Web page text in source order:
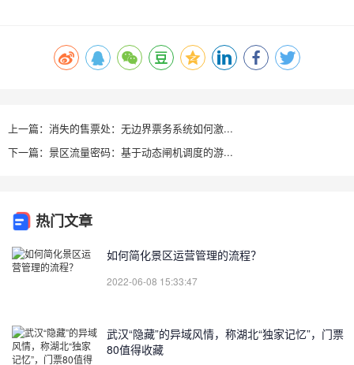
上一篇：消失的售票处：无边界票务系统如何激...
下一篇：景区流量密码：基于动态闸机调度的游...
热门文章
如何简化景区运营管理的流程？
2022-06-08 15:33:47
武汉“隐藏”的异域风情，称湖北“独家记忆”，门票
80值得收藏